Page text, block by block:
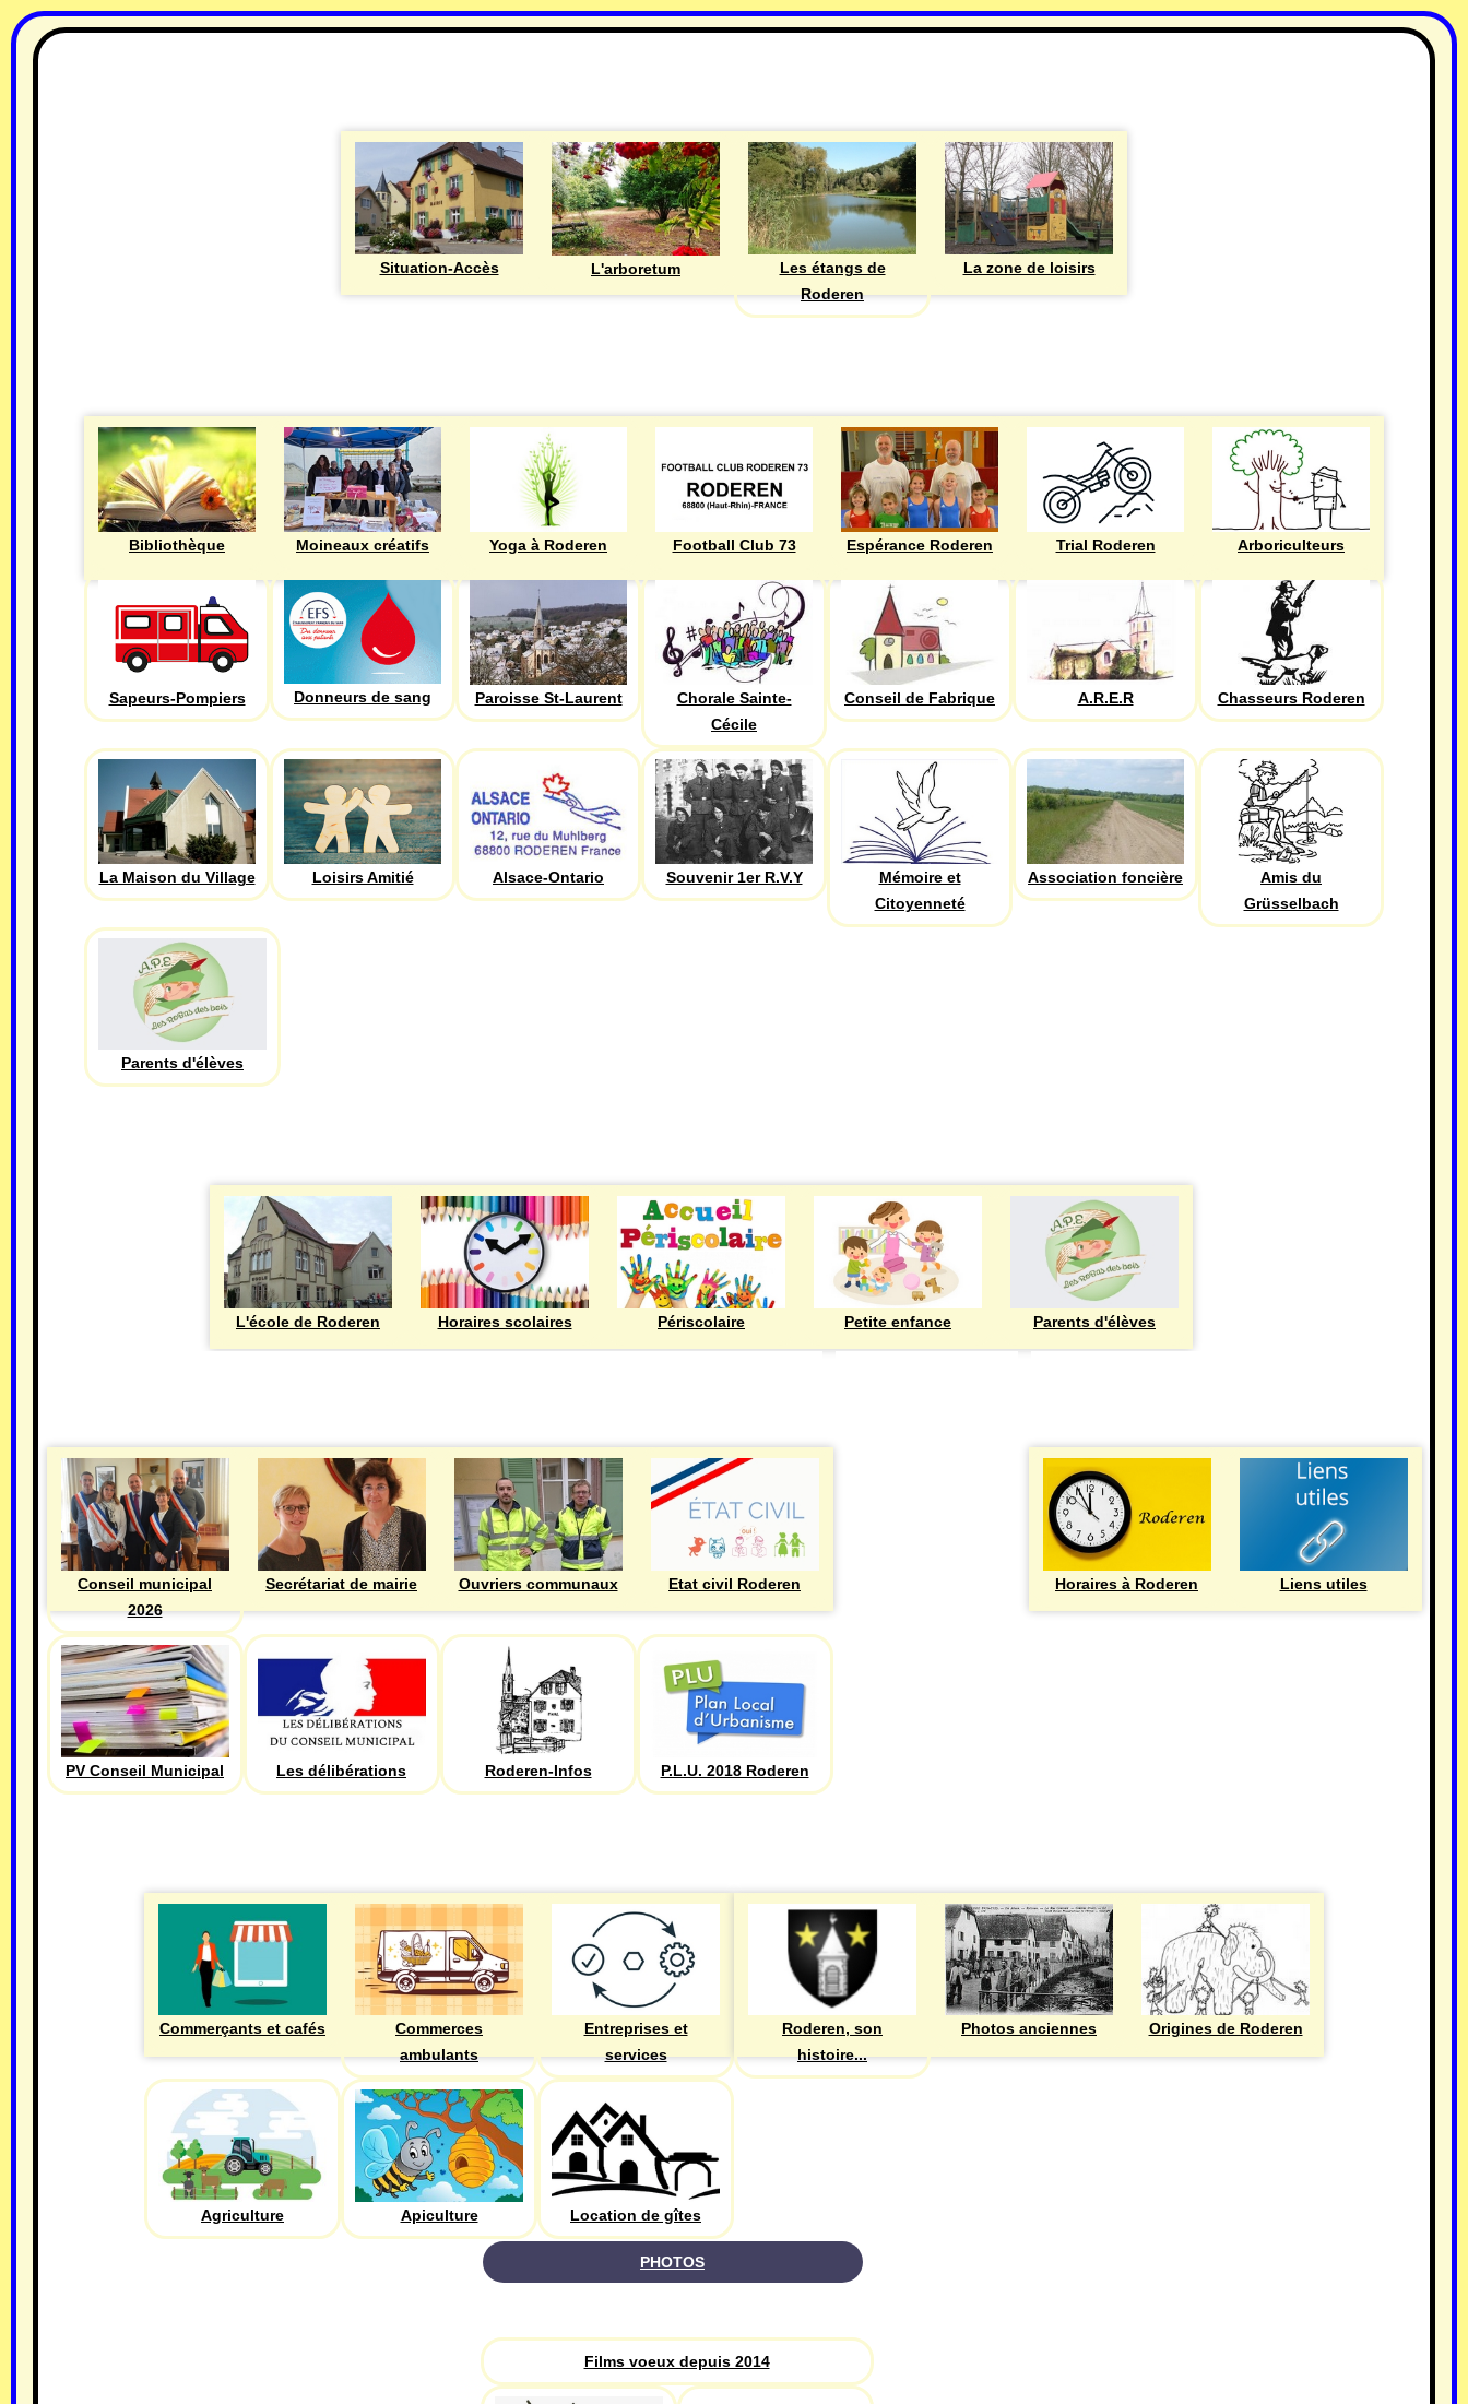
Situation-Accès L'arboretum
Les étangs de
Roderen
La zone de loisirs
Bibliothèque Moineaux créatifs Yoga à Roderen Football Club 73 Espérance Roderen Trial Roderen Arboriculteurs
Sapeurs-Pompiers Donneurs de sang Paroisse St-Laurent
Chorale Sainte-
Cécile
Conseil de Fabrique A.R.E.R Chasseurs Roderen
La Maison du Village Loisirs Amitié Alsace-Ontario Souvenir 1er R.V.Y
Mémoire et
Citoyenneté
Association foncière
Amis du
Grüsselbach
Parents d'élèves
L'école de Roderen Horaires scolaires Périscolaire Petite enfance Parents d'élèves
Conseil municipal
2026
Secrétariat de mairie Ouvriers communaux Etat civil Roderen
PV Conseil Municipal Les délibérations Roderen-Infos P.L.U. 2018 Roderen
Horaires à Roderen Liens utiles
Commerçants et cafés
Commerces
ambulants
Entreprises et
services
Agriculture Apiculture Location de gîtes
Roderen, son
histoire...
Photos anciennes Origines de Roderen
PHOTOS
Films voeux depuis 2014